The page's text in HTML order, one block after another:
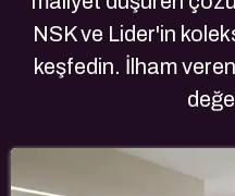
NSK ve Lider'in
keşfedin. İlham